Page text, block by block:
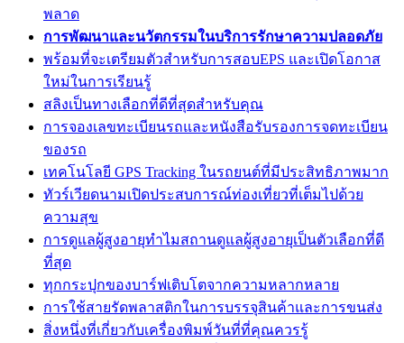
พลาด
การพัฒนาและนวัตกรรมในบริการรักษาความปลอดภัย
พร้อมที่จะเตรียมตัวสำหรับการสอบEPS และเปิดโอกาส
ใหม่ในการเรียนรู้
สลิงเป็นทางเลือกที่ดีที่สุดสำหรับคุณ
การจองเลขทะเบียนรถและหนังสือรับรองการจดทะเบียน
ของรถ
เทคโนโลยี GPS Tracking ในรถยนต์ที่มีประสิทธิภาพมาก
ทัวร์เวียดนามเปิดประสบการณ์ท่องเที่ยวที่เต็มไปด้วย
ความสุข
การดูแลผู้สูงอายุทำไมสถานดูแลผู้สูงอายุเป็นตัวเลือกที่ดี
ที่สุด
ทุกกระปุกของบาร์ฟเติบโตจากความหลากหลาย
การใช้สายรัดพลาสติกในการบรรจุสินค้าและการขนส่ง
สิ่งหนึ่งที่เกี่ยวกับเครื่องพิมพ์วันที่ที่คุณควรรู้